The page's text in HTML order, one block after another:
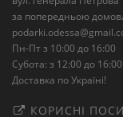
за попередньою
Пн-Пт з 10:00 до 16:00
Субота: з 12:00 до 16:00
Доставка по Україні!
КОРИСНІ